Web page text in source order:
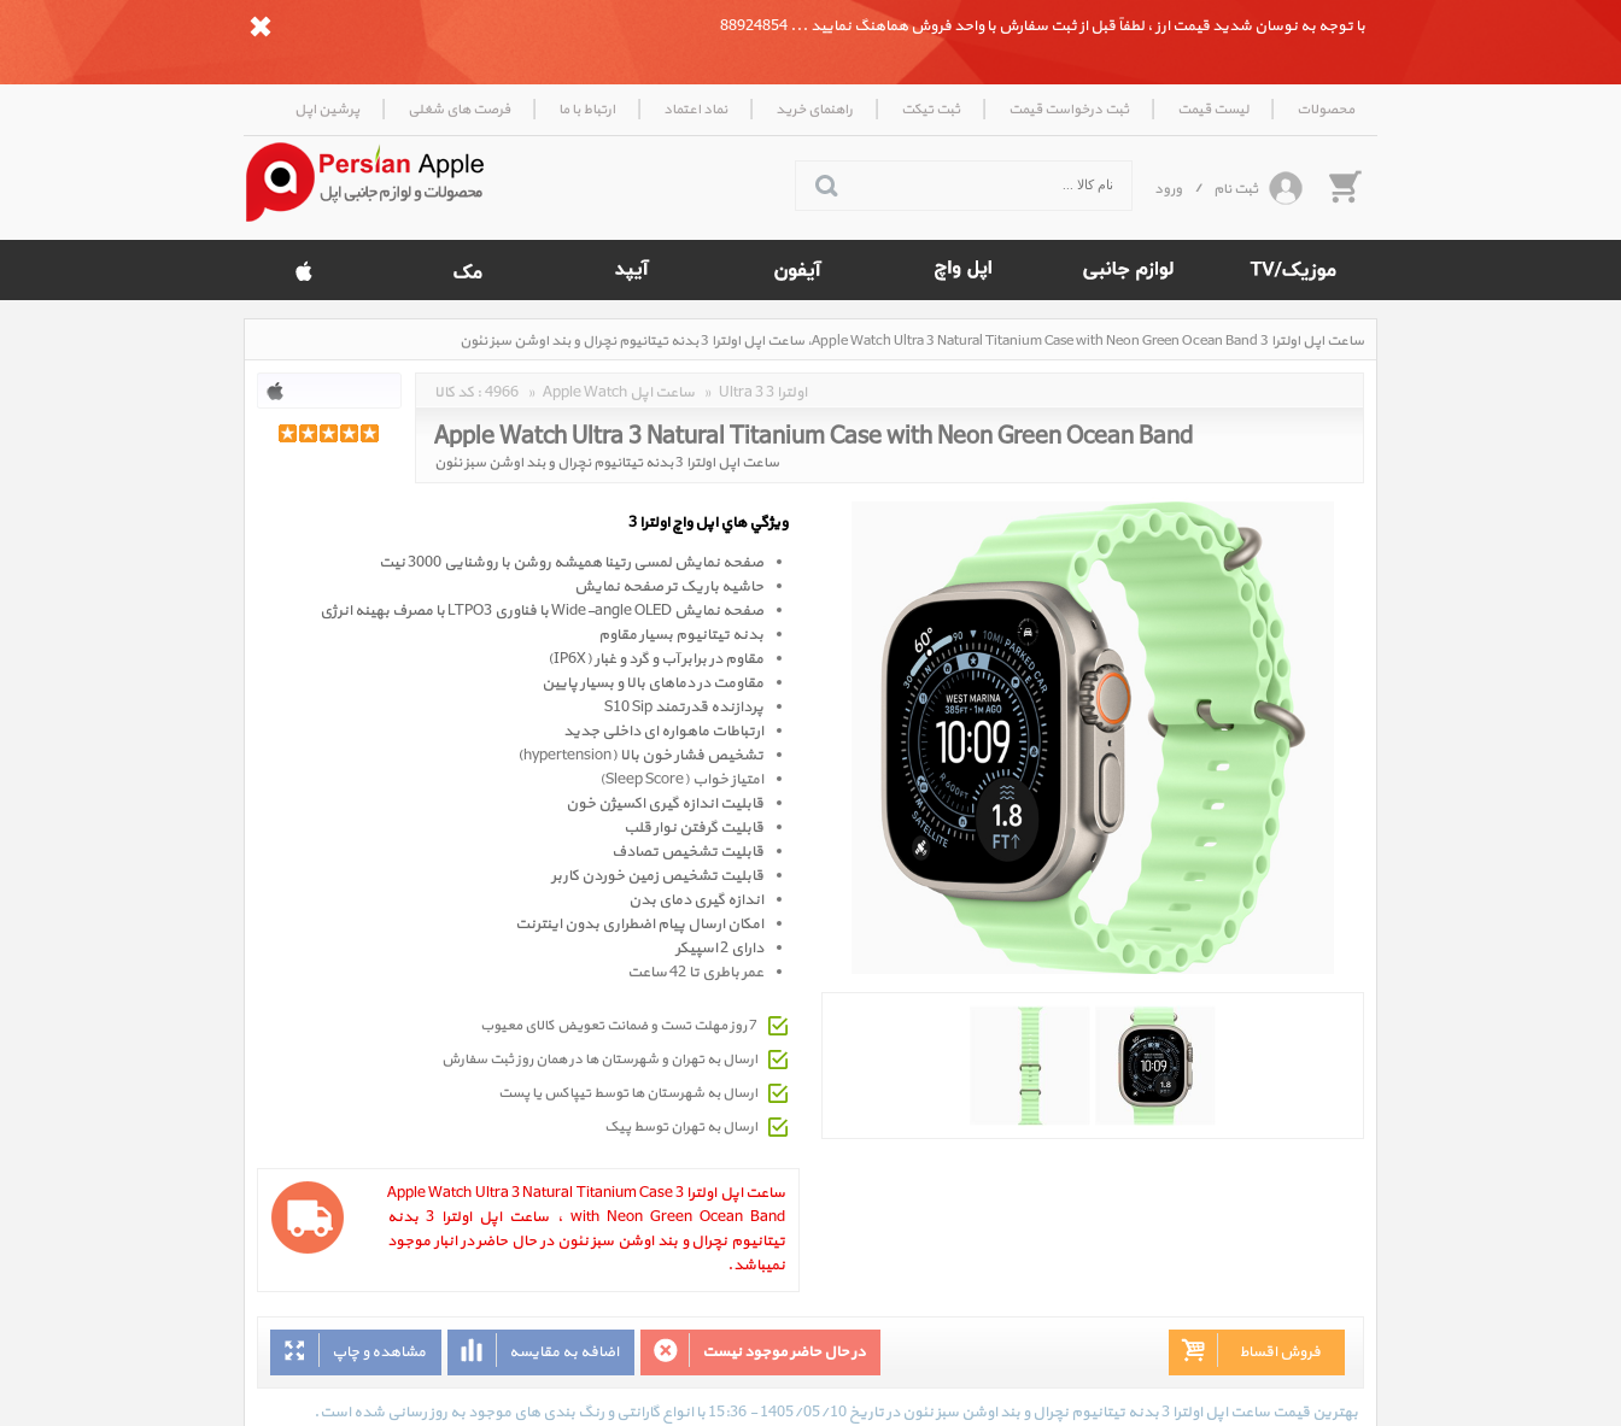
با توجه به نوسان شدید قیمت ارز ، لطفاً قبل از ثبت سفارش با واحد فروش هماهنگ نمایید ... 88924854
محصولات | لیست قیمت | ثبت درخواست قیمت | ثبت تیکت | راهنمای خرید | نماد اعتماد | ارتباط با ما | فرصت های شغلی | پرشین اپل
ثبت نام / ورود
ساعت اپل اولترا 3 Apple Watch Ultra 3 Natural Titanium Case with Neon Green Ocean Band، ساعت اپل اولترا 3 بدنه تیتانیوم نچرال و بند اوشن سبز نئون
Rated
کد کالا :4966 » Apple Watch ساعت اپل » Ultra 3 اولترا 3
Apple Watch Ultra 3 Natural Titanium Case with Neon Green Ocean Band
ساعت اپل اولترا 3 بدنه تیتانیوم نچرال و بند اوشن سبز نئون
ويژگي هاي اپل واچ اولترا 3
صفحه نمايش لمسی رتينا همیشه روشن با روشنایی 3000 نیت
حاشیه باریک تر صفحه نمایش
صفحه نمایش Wide-angle OLED با فناوری LTPO3 با مصرف بهینه انرژی
بدنه تیتانیوم بسیار مقاوم
مقاوم در برابر آب و گرد و غبار (IP6X)
مقاومت در دماهای بالا و بسیار پایین
پردازنده قدرتمند S10 Sip
ارتباطات ماهواره ای داخلی جدید
تشخیص فشار خون بالا (hypertension
)
امتیاز خواب (Sleep Score)
قابلیت اندازه گیری اکسیژن خون
قابلیت گرفتن نوار قلب
قابلیت تشخیص تصادف
قابليت تشخيص زمين خوردن کاربر
اندازه گیری دمای بدن
امکان ارسال پیام اضطراری بدون اینترنت
دارای 2 اسپیکر
عمر باطری تا 42 ساعت
7 روز مهلت تست و ضمانت تعویض کالای معیوب
ارسال به تهران و شهرستان ها در همان روز ثبت سفارش
ارسال به شهرستان ها توسط تیپاکس یا پست
ارسال به تهران توسط پیک
ساعت اپل اولترا 3 Apple Watch Ultra 3 Natural Titanium Case
with Neon Green Ocean Band ، ساعت اپل اولترا 3 بدنه
تیتانیوم نچرال و بند اوشن سبز نئون در حال حاضر در انبار موجود
نمیباشد.
مشاهده و چاپ اضافه به مقایسه در حال حاضر موجود نیست فروش اقساط
بهترین قیمت ساعت اپل اولترا 3 بدنه تیتانیوم نچرال و بند اوشن سبز نئون در تاریخ 1405/05/10 - 15:36 با انواع گارانتی و رنگ بندی های موجود به روز رسانی شده است.